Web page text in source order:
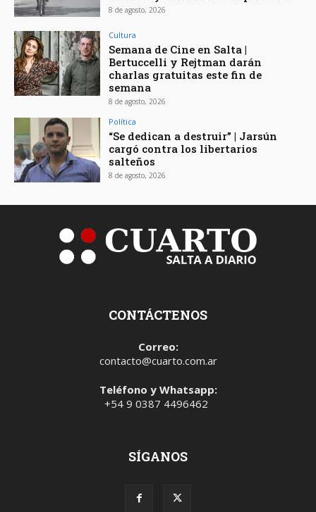
8 de agosto, 2026
Cultura
Semana de Cine en Salta |
Bertuccelli y Rejtman darán
charlas gratuitas este fin de
semana
8 de agosto, 2026
Política
“Se dedican a destruir” | Jarsún
cargó contra los libertarios
salteños
8 de agosto, 2026
CONTÁCTENOS
Correo:
contacto@cuarto.com.ar
Teléfono y Whatsapp:
+54 9 0387 4496462
SÍGANOS